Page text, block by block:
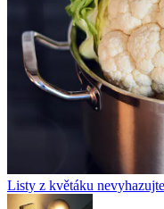
Listy z květáku